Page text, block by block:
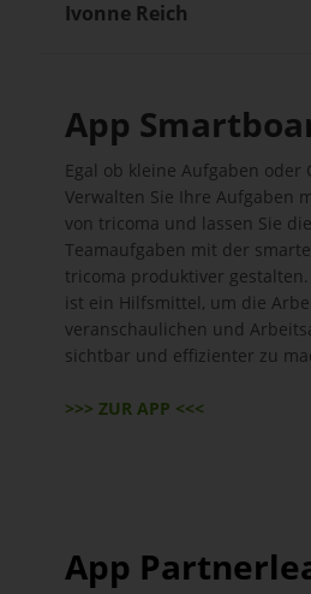
Ivonne Reich
App
Egal ob kleine Aufgaben oder
Verwalten Sie Ihre Aufgaben
von tricoma und lassen Sie
Teamaufgaben mit der
tricoma produktiver gestalten.
ist ein Hilfsmittel, um die
veranschaulichen und
sichtbar und effizienter zu
>>> ZUR APP <<<
App